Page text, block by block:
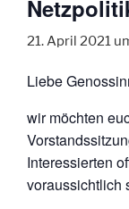
21. April 2021
Liebe
wir möchten
Interessierten
voraussichtlich